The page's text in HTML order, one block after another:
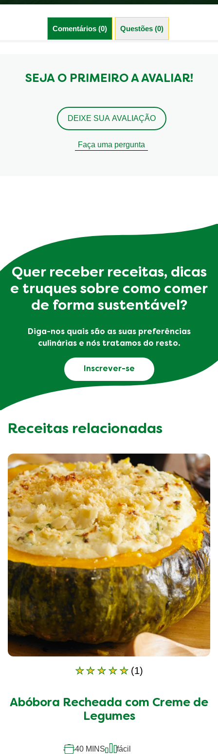
Comentários (0) Questões (0)
SEJA O PRIMEIRO A AVALIAR!
DEIXE SUA AVALIAÇÃO
Faça uma pergunta
Quer receber receitas, dicas
e truques sobre como comer
de forma sustentável?
Diga-nos quais são as suas preferências
culinárias e nós tratamos do resto.
Inscrever-se
Receitas relacionadas
A
deste
Abóbora
Creme
(1)
Abóbora Recheada com Creme de
Legumes
40 MINS fácil